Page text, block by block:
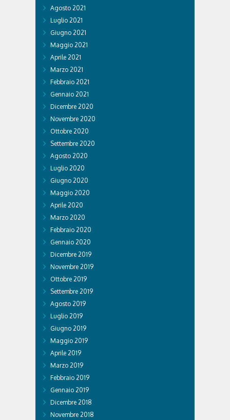
Agosto 2021
Luglio 2021
Giugno 2021
Maggio 2021
Aprile 2021
Marzo 2021
Febbraio 2021
Gennaio 2021
Dicembre 2020
Novembre 2020
Ottobre 2020
Settembre 2020
Agosto 2020
Luglio 2020
Giugno 2020
Maggio 2020
Aprile 2020
Marzo 2020
Febbraio 2020
Gennaio 2020
Dicembre 2019
Novembre 2019
Ottobre 2019
Settembre 2019
Agosto 2019
Luglio 2019
Giugno 2019
Maggio 2019
Aprile 2019
Marzo 2019
Febbraio 2019
Gennaio 2019
Dicembre 2018
Novembre 2018